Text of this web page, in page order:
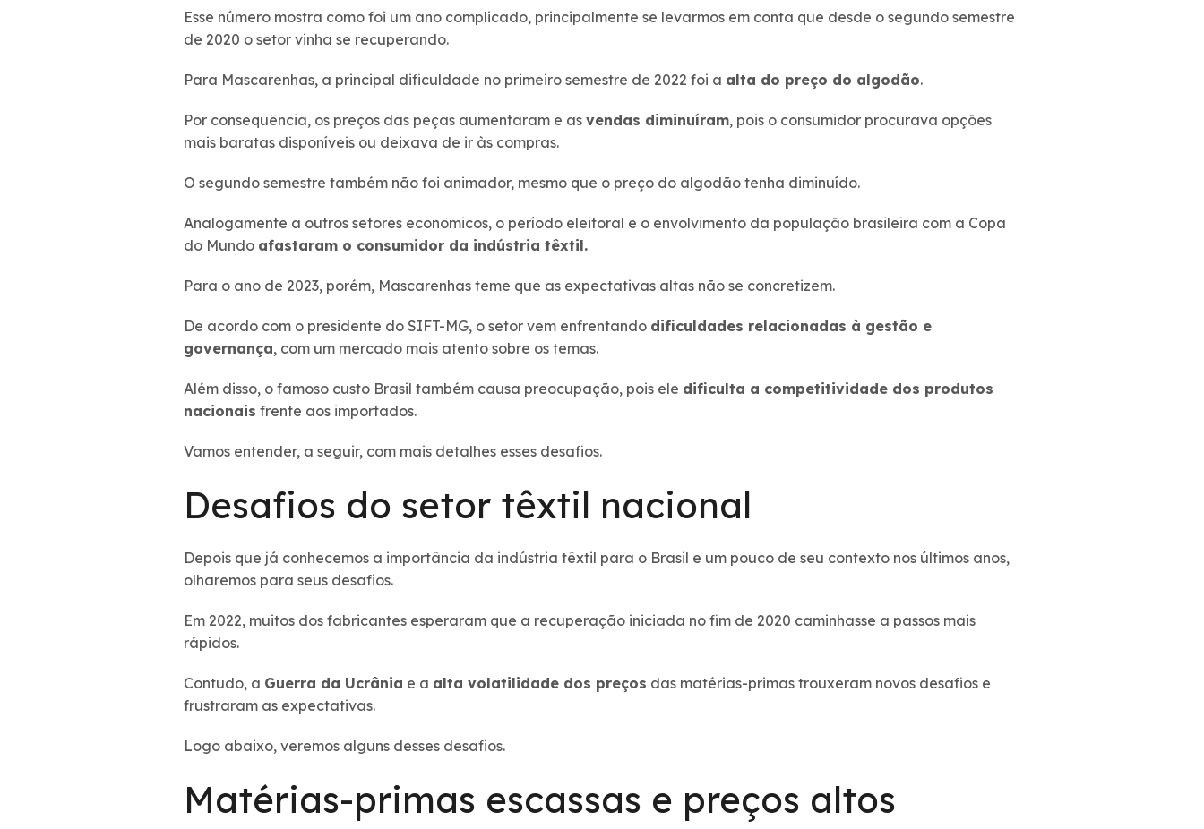
Esse número mostra como foi um ano complicado, principalmente se levarmos em conta que desde o segundo semestre
de 2020 o setor vinha se recuperando.
Para Mascarenhas, a principal dificuldade no primeiro semestre de 2022 foi a alta do preço do algodão.
Por consequência, os preços das peças aumentaram e as vendas diminuíram, pois o consumidor procurava opções
mais baratas disponíveis ou deixava de ir às compras.
O segundo semestre também não foi animador, mesmo que o preço do algodão tenha diminuído.
Analogamente a outros setores econômicos, o período eleitoral e o envolvimento da população brasileira com a Copa
do Mundo afastaram o consumidor da indústria têxtil.
Para o ano de 2023, porém, Mascarenhas teme que as expectativas altas não se concretizem.
De acordo com o presidente do SIFT-MG, o setor vem enfrentando dificuldades relacionadas à gestão e
governança, com um mercado mais atento sobre os temas.
Além disso, o famoso custo Brasil também causa preocupação, pois ele dificulta a competitividade dos produtos
nacionais frente aos importados.
Vamos entender, a seguir, com mais detalhes esses desafios.
Desafios do setor têxtil nacional
Depois que já conhecemos a importância da indústria têxtil para o Brasil e um pouco de seu contexto nos últimos anos,
olharemos para seus desafios.
Em 2022, muitos dos fabricantes esperaram que a recuperação iniciada no fim de 2020 caminhasse a passos mais
rápidos.
Contudo, a Guerra da Ucrânia e a alta volatilidade dos preços das matérias-primas trouxeram novos desafios e
frustraram as expectativas.
Logo abaixo, veremos alguns desses desafios.
Matérias-primas escassas e preços altos